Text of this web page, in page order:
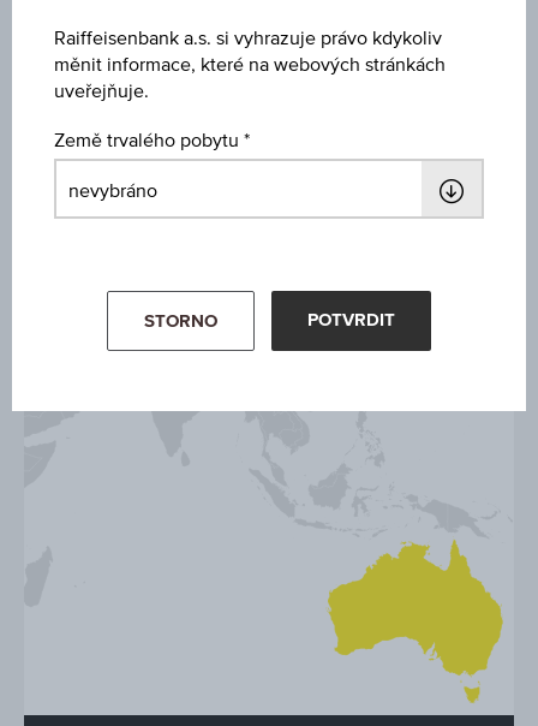
AMERIKA
Raiffeisenbank a.s. si vyhrazuje právo kdykoliv
měnit informace, které na webových stránkách
uveřejňuje.
Země trvalého pobytu
STORNO POTVRDIT